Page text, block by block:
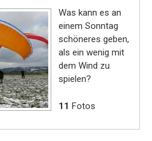
Was kann es an
einem Sonntag
schöneres geben,
als ein wenig mit
dem Wind zu
spielen?
11 Fotos